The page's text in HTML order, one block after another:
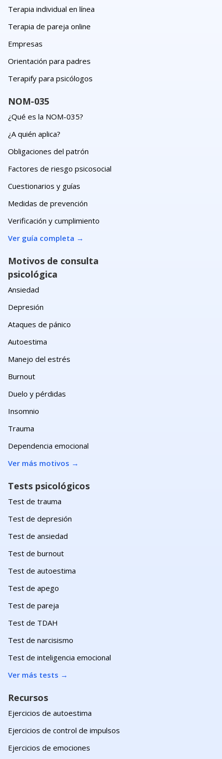
Terapia individual en línea
Terapia de pareja online
Empresas
Orientación para padres
Terapify para psicólogos
NOM-035
¿Qué es la NOM-035?
¿A quién aplica?
Obligaciones del patrón
Factores de riesgo psicosocial
Cuestionarios y guías
Medidas de prevención
Verificación y cumplimiento
Ver guía completa →
Motivos de consulta
psicológica
Ansiedad
Depresión
Ataques de pánico
Autoestima
Manejo del estrés
Burnout
Duelo y pérdidas
Insomnio
Trauma
Dependencia emocional
Ver más motivos →
Tests psicológicos
Test de trauma
Test de depresión
Test de ansiedad
Test de burnout
Test de autoestima
Test de apego
Test de pareja
Test de TDAH
Test de narcisismo
Test de inteligencia emocional
Ver más tests →
Recursos
Ejercicios de autoestima
Ejercicios de control de impulsos
Ejercicios de emociones